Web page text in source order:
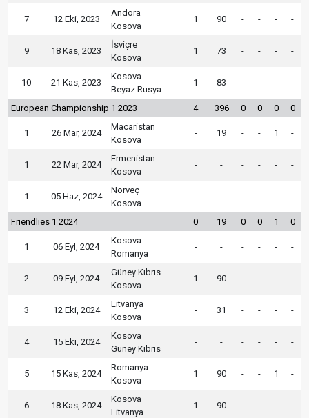
7 12 Eki, 2023
Andora
Kosova
1 90 - - - -
9 18 Kas, 2023
İsviçre
Kosova
1 73 - - - -
10 21 Kas, 2023
Kosova
Beyaz Rusya
1 83 - - - -
European Championship 1 2023 4 396 0 0 0 0
1 26 Mar, 2024
Macaristan
Kosova
- 19 - - 1 -
1 22 Mar, 2024
Ermenistan
Kosova
- - - - - -
1 05 Haz, 2024
Norveç
Kosova
- - - - - -
Friendlies 1 2024 0 19 0 0 1 0
1 06 Eyl, 2024
Kosova
Romanya
- - - - - -
2 09 Eyl, 2024
Güney Kıbrıs
Kosova
1 90 - - - -
3 12 Eki, 2024
Litvanya
Kosova
- 31 - - - -
4 15 Eki, 2024
Kosova
Güney Kıbrıs
- - - - - -
5 15 Kas, 2024
Romanya
Kosova
1 90 - - 1 -
6 18 Kas, 2024
Kosova
Litvanya
1 90 - - - -